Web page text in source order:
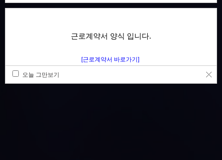
근로계약서 양식 입니다.
[근로계약서 바로가기]
오늘 그만보기